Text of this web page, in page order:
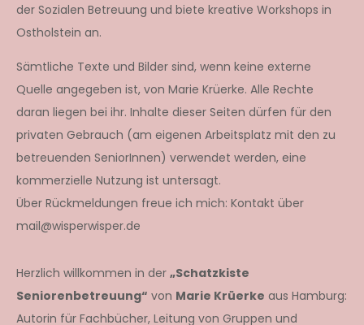
der Sozialen Betreuung und biete kreative Workshops in
Ostholstein an.
Sämtliche Texte und Bilder sind, wenn keine externe
Quelle angegeben ist, von Marie Krüerke. Alle Rechte
daran liegen bei ihr. Inhalte dieser Seiten dürfen für den
privaten Gebrauch (am eigenen Arbeitsplatz mit den zu
betreuenden SeniorInnen) verwendet werden, eine
kommerzielle Nutzung ist untersagt.
Über Rückmeldungen freue ich mich: Kontakt über
mail@wisperwisper.de
Herzlich willkommen in der „Schatzkiste
Seniorenbetreuung“ von Marie Krüerke aus Hamburg:
Autorin für Fachbücher, Leitung von Gruppen und